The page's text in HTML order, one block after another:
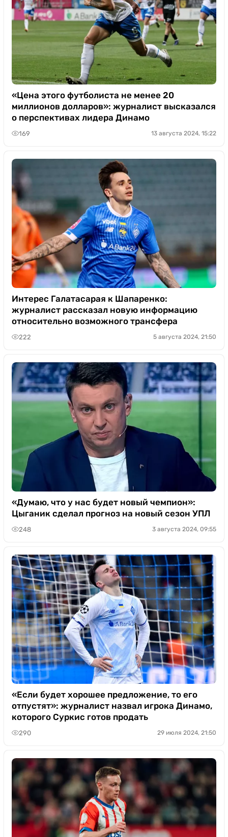
«Цена этого футболиста не менее 20
миллионов долларов»: журналист высказался
о перспективах лидера Динамо
169 13 августа 2024, 15:22
Интерес Галатасарая к Шапаренко:
журналист рассказал новую информацию
относительно возможного трансфера
222 5 августа 2024, 21:50
«Думаю, что у нас будет новый чемпион»:
Цыганик сделал прогноз на новый сезон УПЛ
248 3 августа 2024, 09:55
«Если будет хорошее предложение, то его
отпустят»: журналист назвал игрока Динамо,
которого Суркис готов продать
290 29 июля 2024, 21:50